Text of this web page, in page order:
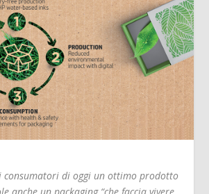
consumatori di oggi un ottimo prodotto